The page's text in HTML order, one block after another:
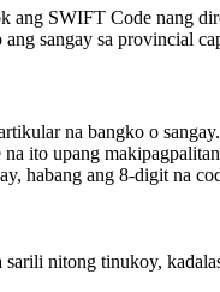
SWIFT Code nang
sangay sa provincial
na bangko o
ito upang
habang ang 8-digit na
nitong tinukoy,